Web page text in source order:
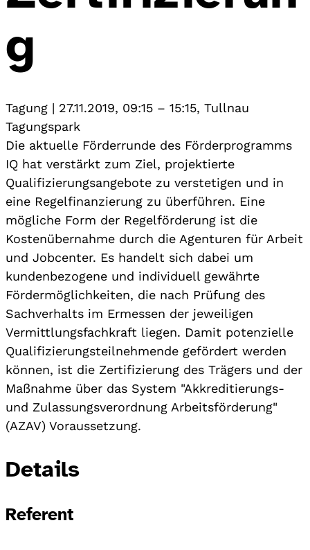
g
Tagung | 27.11.2019, 09:15 – 15:15, Tullnau
Tagungspark
Die aktuelle Förderrunde des Förderprogramms
IQ hat verstärkt zum Ziel, projektierte
Qualifizierungsangebote zu verstetigen und in
eine Regelfinanzierung zu überführen. Eine
mögliche Form der Regelförderung ist die
Kostenübernahme durch die Agenturen für Arbeit
und Jobcenter. Es handelt sich dabei um
kundenbezogene und individuell gewährte
Fördermöglichkeiten, die nach Prüfung des
Sachverhalts im Ermessen der jeweiligen
Vermittlungsfachkraft liegen. Damit potenzielle
Qualifizierungsteilnehmende gefördert werden
können, ist die Zertifizierung des Trägers und der
Maßnahme über das System "Akkreditierungs-
und Zulassungsverordnung Arbeitsförderung"
(AZAV) Voraussetzung.
Details
Referent